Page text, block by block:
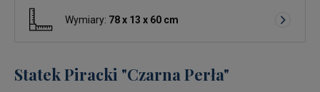
Wymiary: 78 x 13 x 60 cm
Statek Piracki "Czarna Perła"